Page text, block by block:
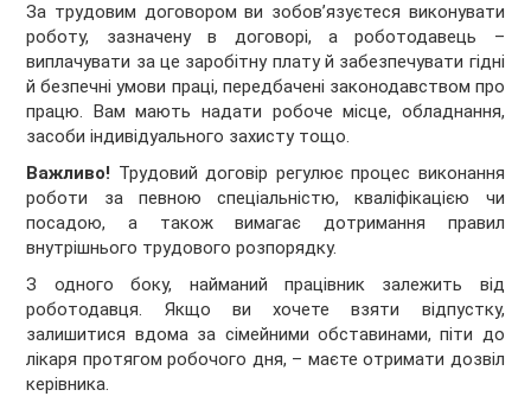
За трудовим договором ви зобов’язуєтеся виконувати
роботу, зазначену в договорі, а роботодавець –
виплачувати за це заробітну плату й забезпечувати гідні
й безпечні умови праці, передбачені законодавством про
працю. Вам мають надати робоче місце, обладнання,
засоби індивідуального захисту тощо.
Важливо! Трудовий договір регулює процес виконання
роботи за певною спеціальністю, кваліфікацією чи
посадою, а також вимагає дотримання правил
внутрішнього трудового розпорядку.
З одного боку, найманий працівник залежить від
роботодавця. Якщо ви хочете взяти відпустку,
залишитися вдома за сімейними обставинами, піти до
лікаря протягом робочого дня, – маєте отримати дозвіл
керівника.